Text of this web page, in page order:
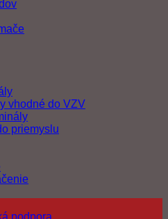
vhodné do VZV
priemyslu
podpora